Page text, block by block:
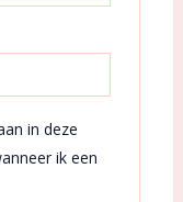
in deze
ik een